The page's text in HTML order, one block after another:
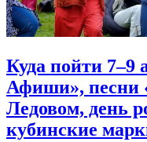
Куда пойти 7–9
Афиши», песни
Ледовом, день
кубинские